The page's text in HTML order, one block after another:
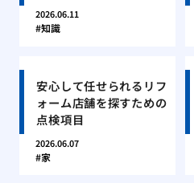
2026.06.11
知識
安心して任せられるリフ
ォーム店舗を探すための
点検項目
2026.06.07
家